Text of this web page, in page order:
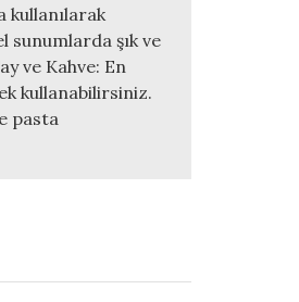
kullanılarak
şık ve
ve Kahve: En
kullanabilirsiniz.
pasta